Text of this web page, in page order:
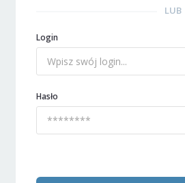
LUB
Login
Hasło